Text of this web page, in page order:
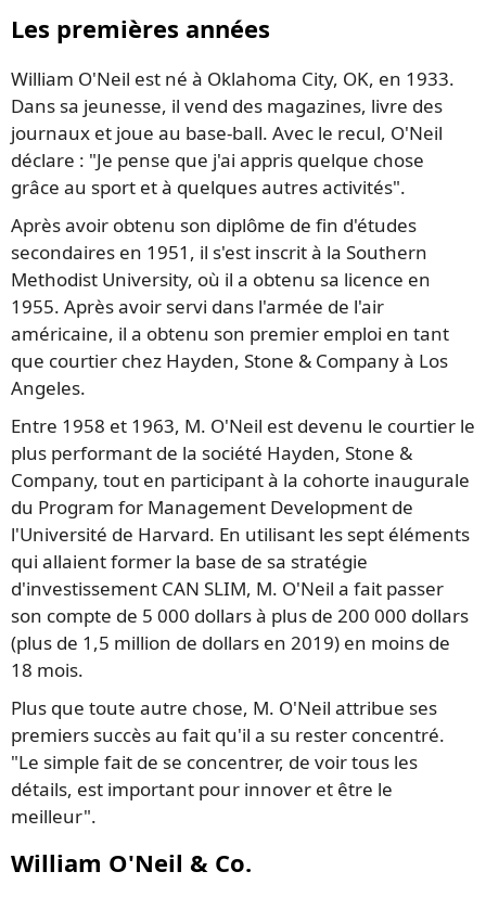
Les premières années
William O'Neil est né à Oklahoma City, OK, en 1933.
Dans sa jeunesse, il vend des magazines, livre des
journaux et joue au base-ball. Avec le recul, O'Neil
déclare : "Je pense que j'ai appris quelque chose
grâce au sport et à quelques autres activités".
Après avoir obtenu son diplôme de fin d'études
secondaires en 1951, il s'est inscrit à la Southern
Methodist University, où il a obtenu sa licence en
1955. Après avoir servi dans l'armée de l'air
américaine, il a obtenu son premier emploi en tant
que courtier chez Hayden, Stone & Company à Los
Angeles.
Entre 1958 et 1963, M. O'Neil est devenu le courtier le
plus performant de la société Hayden, Stone &
Company, tout en participant à la cohorte inaugurale
du Program for Management Development de
l'Université de Harvard. En utilisant les sept éléments
qui allaient former la base de sa stratégie
d'investissement CAN SLIM, M. O'Neil a fait passer
son compte de 5 000 dollars à plus de 200 000 dollars
(plus de 1,5 million de dollars en 2019) en moins de
18 mois.
Plus que toute autre chose, M. O'Neil attribue ses
premiers succès au fait qu'il a su rester concentré.
"Le simple fait de se concentrer, de voir tous les
détails, est important pour innover et être le
meilleur".
William O'Neil & Co.